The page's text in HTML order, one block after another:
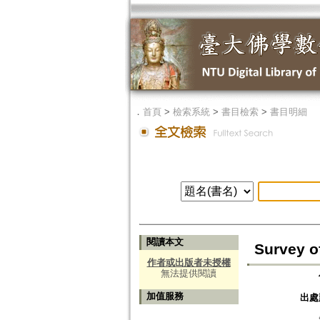
． 首頁> 檢索系統> 書目檢索> 書目明細
閱讀本文
作者或出版者未授權
無法提供閱讀
加值服務
Survey
出